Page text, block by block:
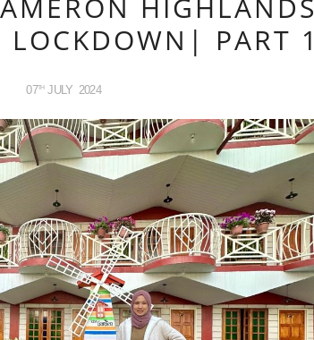
HIGHLANDS
LOCKDOWN| PART 1
07TH JULY 2024